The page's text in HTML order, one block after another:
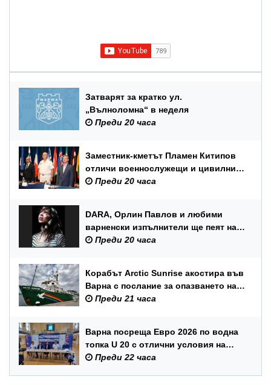
Затварят за кратко ул.
„Вълноломна“ в неделя
Преди 20 часа
Заместник-кметът Пламен Китипов
отличи военнослужещи и цивилни
служители по повод Празника на
Преди 20 часа
DARA, Орлин Павлов и любими
варненски изпълнители ще пеят на
празника на Варна
Преди 20 часа
Корабът Arctic Sunrise акостира във
Варна с послание за опазването на
Черно море
Преди 21 часа
Варна посреща Евро 2026 по водна
топка U 20 с отлични условия на
състезателните басейни
Преди 22 часа